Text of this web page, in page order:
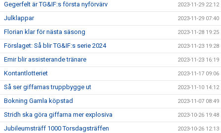
Gegerfelt är TG&IF:s första nyförvärv 2023-11-29 22:12
Julklappar 2023-11-29 07:40
Florian klar för nästa säsong 2023-11-28 19:25
Förslaget: Så blir TG&IF:s serie 2024 2023-11-23 19:28
Emir blir assisterande tränare 2023-11-23 16:19
Kontantlotteriet 2023-11-17 09:06
Så ser giffarnas truppbygge ut 2023-11-10 14:12
Bokning Gamla köpstad 2023-11-07 08:49
Stridh ska göra giffarna mer explosiva 2023-10-26 19:48
Jubileumsträff 1000 Torsdagsträffen 2023-10-26 12:13